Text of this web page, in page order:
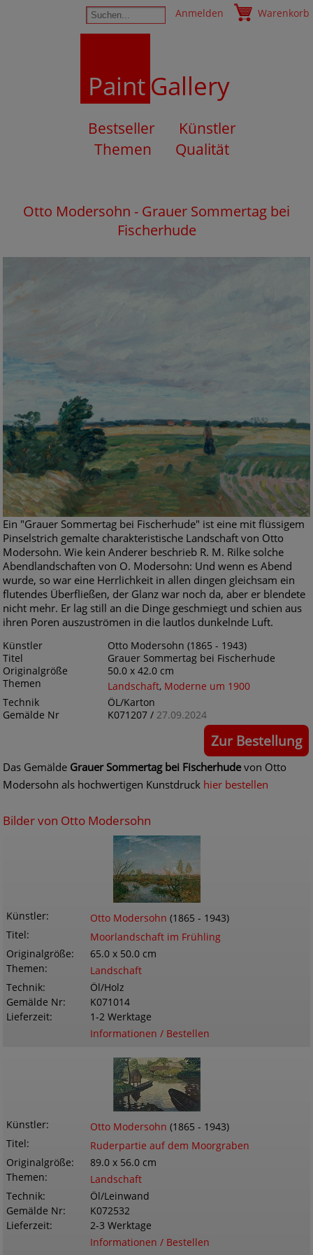
Anmelden Warenkorb
PaintGallery
Bestseller
Künstler
Themen
Qualität
Otto Modersohn - Grauer Sommertag bei
Fischerhude
Ein "Grauer Sommertag bei Fischerhude" ist eine mit flüssigem
Pinselstrich gemalte charakteristische Landschaft von Otto
Modersohn. Wie kein Anderer beschrieb R. M. Rilke solche
Abendlandschaften von O. Modersohn: Und wenn es Abend
wurde, so war eine Herrlichkeit in allen dingen gleichsam ein
flutendes Überfließen, der Glanz war noch da, aber er blendete
nicht mehr. Er lag still an die Dinge geschmiegt und schien aus
ihren Poren auszuströmen in die lautlos dunkelnde Luft.
Künstler
Otto Modersohn (1865 - 1943)
Titel
Grauer Sommertag bei Fischerhude
Originalgröße
50.0 x 42.0 cm
Themen
Landschaft, Moderne um 1900
Technik
ÖL/Karton
Gemälde Nr
K071207 / 27.09.2024
Zur Bestellung
Das Gemälde Grauer Sommertag bei Fischerhudevon Otto
Modersohn als hochwertigen Kunstdruck hier bestellen
Bilder von Otto Modersohn
Künstler Otto Modersohn (1865 - 1943)
Titel
Moorlandschaft im Frühling
Originalgröße
65.0 x 50.0 cm
Themen
Landschaft
Technik
Öl/Holz
Gemälde Nr
K071014
Lieferzeit
1-2 Werktage
Informationen / Bestellen
Künstler Otto Modersohn (1865 - 1943)
Titel
Ruderpartie auf dem Moorgraben
Originalgröße
89.0 x 56.0 cm
Themen
Landschaft
Technik
Öl/Leinwand
Gemälde Nr
K072532
Lieferzeit
2-3 Werktage
Informationen / Bestellen